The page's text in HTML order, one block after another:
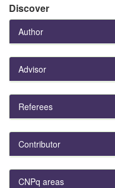
Discover
Author
Advisor
Referees
Contributor
CNPq areas